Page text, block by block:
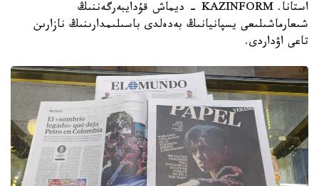
استانا. KAZINFORM - ديماش قۇدايبەرگەننىڭ
شىعارماشىلىعى يسپانيانىڭ بەدەلدى باسىلىمدارىنىڭ نازارىن
تاعى اۋداردى.